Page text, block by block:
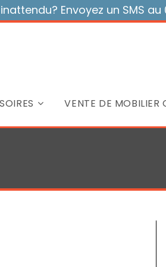
Envoyez un SMS au
VENTE DE MOBILIER